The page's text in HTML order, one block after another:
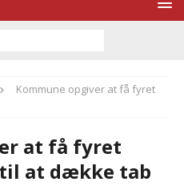
Kommune opgiver at få fyret
at få fyret
at dække tab